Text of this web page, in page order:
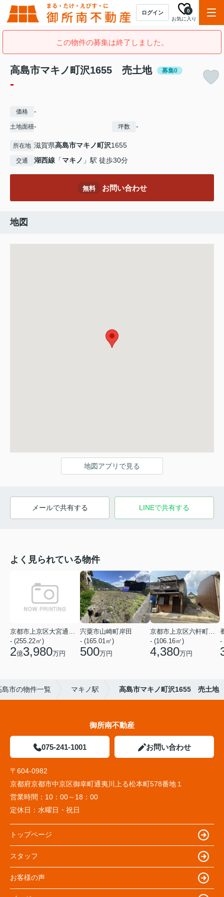
ログイン
お気に入り
0
この物件の募集は終了しました。
高島市マキノ町沢1655 売土地 募集0
-
価格 -
土地面積- 坪数 -
所在地 滋賀県高島市マキノ町沢1655
交通 湖西線 「マキノ 」駅 徒歩30分
無料 お問い合わせ
地図
地図アプリで見る
メールで共有する LINEで共有する
よく見られている物件
- (255.22㎡)
2億3,980万円
宍粟市山崎町岸田
- (165.01㎡)
500万円
- (106.16㎡)
4,380万円
-
島市の物件一覧 マキノ駅 高島市マキノ町沢1655 売土地
御所南不動産
075-241-1001 お問い合わせ
〒604-0982
京都府京都市中京区御幸町通夷川上る松本町578番地１
営業時間： 10：00～18：00
定休日： 水曜日・祝日
トップページ
スタッフ
お客様の声